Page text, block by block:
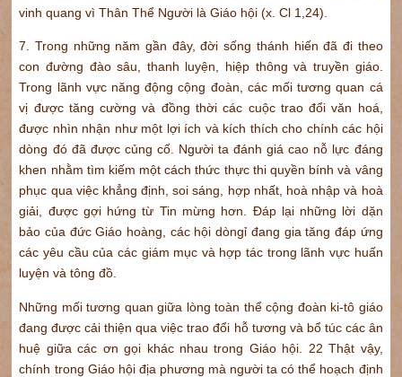
vinh quang vì Thân Thể Người là Giáo hội (x. Cl 1,24).
7. Trong những năm gần đây, đời sống thánh hiến đã đi theo
con đường đào sâu, thanh luyện, hiệp thông và truyền giáo.
Trong lãnh vực năng động cộng đoàn, các mối tương quan cá
vị được tăng cường và đồng thời các cuộc trao đổi văn hoá,
được nhìn nhận như một lợi ích và kích thích cho chính các hội
dòng đó đã được củng cố. Người ta đánh giá cao nỗ lực đáng
khen nhằm tìm kiếm một cách thức thực thi quyền bính và vâng
phục qua việc khẳng định, soi sáng, hợp nhất, hoà nhập và hoà
giải, được gợi hứng từ Tin mừng hơn. Đáp lại những lời dặn
bảo của đức Giáo hoàng, các hội dòngỉ đang gia tăng đáp ứng
các yêu cầu của các giám mục và hợp tác trong lãnh vực huấn
luyện và tông đồ.
Những mối tương quan giữa lòng toàn thể cộng đoàn ki-tô giáo
đang được cải thiện qua việc trao đổi hỗ tương và bổ túc các ân
huệ giữa các ơn gọi khác nhau trong Giáo hội. 22 Thật vậy,
chính trong Giáo hội địa phương mà người ta có thể hoạch định